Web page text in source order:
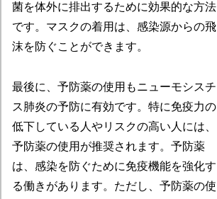
菌を体外に排出するために効果的な方法
です。マスクの着用は、感染源からの飛
沫を防ぐことができます。
最後に、予防薬の使用もニューモシスチ
ス肺炎の予防に有効です。特に免疫力の
低下している人やリスクの高い人には、
予防薬の使用が推奨されます。予防薬
は、感染を防ぐために免疫機能を強化す
る働きがあります。ただし、予防薬の使